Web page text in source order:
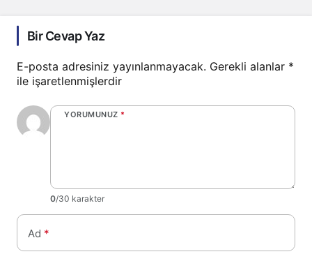
Bir Cevap Yaz
E-posta adresiniz yayınlanmayacak. Gerekli alanlar *
ile işaretlenmişlerdir
YORUMUNUZ *
0/30 karakter
Ad *